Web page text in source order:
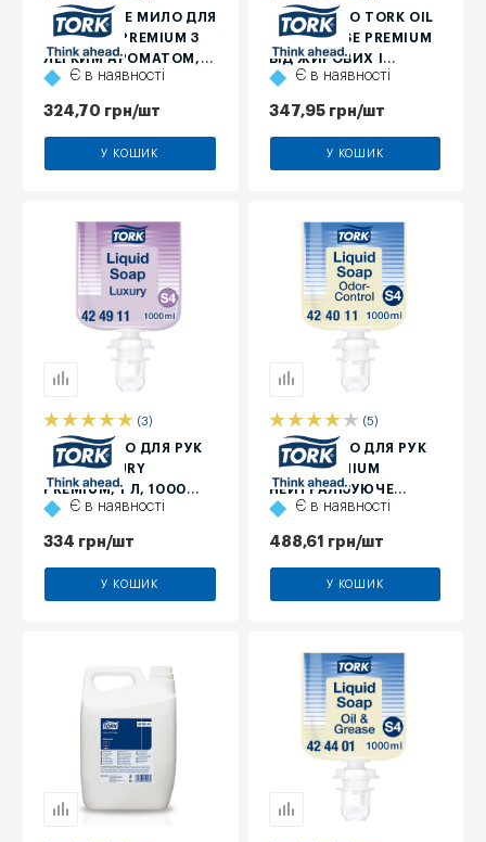
М'ЯКЕ РІДКЕ МИЛО ДЛЯ
РУК TORK PREMIUM З
ЛЕГКИМ АРОМАТОМ,
1000 МЛ
Є в наявності
324,70 грн/шт
У КОШИК
РІДКЕ МИЛО TORK OIL
AND GREASE PREMIUM
ВІД ЖИРОВИХ І
ТЕХНІЧНИХ
1000 ПОРЦІЙ
Є в наявності
347,95грн/шт
У КОШИК
(3)
М'ЯКЕ МИЛО ДЛЯ РУК
TORK LUXURY
PREMIUM, 1 Л, 1000
ПОРЦІЙ
Є в наявності
334 грн/шт
У КОШИК
(5)
РІДКЕ МИЛО ДЛЯ РУК
TORK PREMIUM
НЕЙТРАЛІЗУЮЧЕ
ЗАПАХ, 1 Л
Є в наявності
488,61 грн/шт
У КОШИК